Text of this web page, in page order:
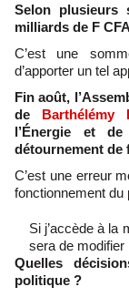
Selon plusieurs
milliards de F
C’est une
d’apporter un tel
Fin août,
de Barthélémy
l’Énergie et
détournement de
C’est une erreur
fonctionnement du
Si j’accède à la
sera de modifier
Quelles
politique ?